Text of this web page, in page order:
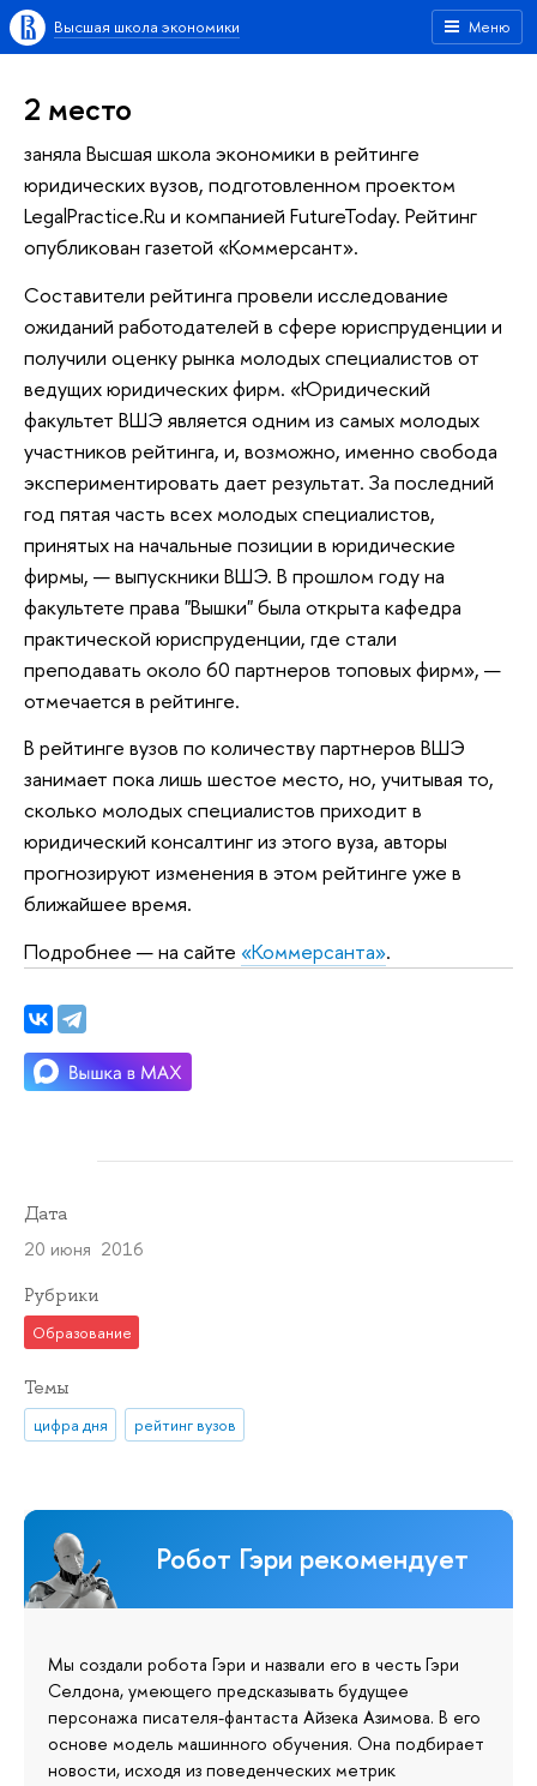
Меню
Высшая школа экономики
2 место
заняла Высшая школа экономики в рейтинге
юридических вузов, подготовленном проектом
LegalPractice.Ru и компанией FutureToday. Рейтинг
опубликован газетой «Коммерсант».
Составители рейтинга провели исследование
ожиданий работодателей в сфере юриспруденции и
получили оценку рынка молодых специалистов от
ведущих юридических фирм. «Юридический
факультет ВШЭ является одним из самых молодых
участников рейтинга, и, возможно, именно свобода
экспериментировать дает результат. За последний
год пятая часть всех молодых специалистов,
принятых на начальные позиции в юридические
фирмы, — выпускники ВШЭ. В прошлом году на
факультете права "Вышки" была открыта кафедра
практической юриспруденции, где стали
преподавать около 60 партнеров топовых фирм», —
отмечается в рейтинге.
В рейтинге вузов по количеству партнеров ВШЭ
занимает пока лишь шестое место, но, учитывая то,
сколько молодых специалистов приходит в
юридический консалтинг из этого вуза, авторы
прогнозируют изменения в этом рейтинге уже в
ближайшее время.
Подробнее — на сайте «Коммерсанта».
Дата
20 июня 2016
Рубрики
Образование
Темы
цифра дня рейтинг вузов
Робот Гэри рекомендует
Мы создали робота Гэри и назвали его в честь Гэри
Селдона, умеющего предсказывать будущее
персонажа писателя-фантаста Айзека Азимова. В его
основе модель машинного обучения. Она подбирает
новости, исходя из поведенческих метрик